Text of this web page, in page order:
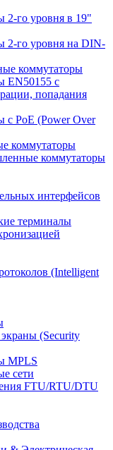
го уровня в 19"
го уровня на DIN-
коммутаторы
EN50155 с
попадания
PoE (Power Over
коммутаторы
коммутаторы
интерфейсов
терминалы
(Intelligent
(Security
MPLS
сети
FTU/RTU/DTU